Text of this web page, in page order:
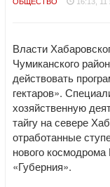
Власти
Чумиканского
действовать
гектаров».
хозяйственную
тайгу на севере
отработанные
нового
«Губерния».